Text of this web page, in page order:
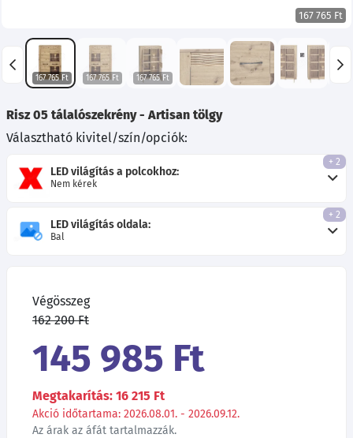
167 765 Ft
167 765 Ft 167 765 Ft 167 765 Ft
Risz 05 tálalószekrény - Artisan tölgy
Választható kivitel/szín/opciók:
LED világítás a polcokhoz:
Nem kérek
+ 2
LED világítás oldala:
Bal
+ 2
Végösszeg
162 200 Ft
145 985 Ft
Megtakarítás: 16 215 Ft
Akció időtartama: 2026.08.01. - 2026.09.12.
Az árak az áfát tartalmazzák.